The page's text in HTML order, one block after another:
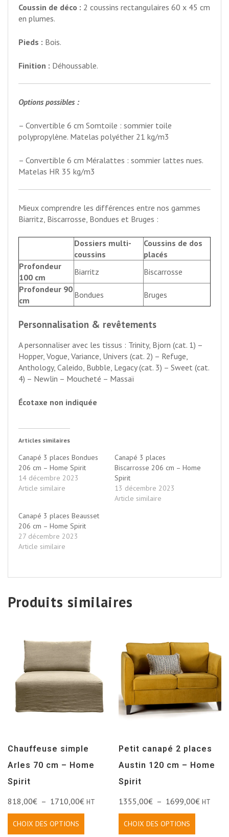
Coussin de déco : 2 coussins rectangulaires 60 x 45 cm
en plumes.
Pieds : Bois.
Finition : Déhoussable.
Options possibles :
– Convertible 6 cm Somtoile : sommier toile
polypropylène. Matelas polyéther 21 kg/m3
– Convertible 6 cm Méralattes : sommier lattes nues.
Matelas HR 35 kg/m3
Mieux comprendre les différences entre nos gammes
Biarritz, Biscarrosse, Bondues et Bruges :
Dossiers multi-
coussins
Coussins de dos
placés
Profondeur
100 cm
Biarritz
Biscarrosse
Profondeur 90
cm
Bondues Bruges
Personnalisation & revêtements
A personnaliser avec les tissus : Trinity, Bjorn (cat. 1) –
Hopper, Vogue, Variance, Univers (cat. 2) – Refuge,
Anthology, Caleido, Bubble, Legacy (cat. 3) – Sweet (cat.
4) – Newlin – Moucheté – Massaï
Écotaxe non indiquée
Articles similaires
Canapé 3 places Bondues
206 cm – Home Spirit
14 décembre 2023
Article similaire
Canapé 3 places
Biscarrosse 206 cm – Home
Spirit
13 décembre 2023
Article similaire
Canapé 3 places Beausset
206 cm – Home Spirit
27 décembre 2023
Article similaire
Produits similaires
Chauffeuse simple
Arles 70 cm – Home
Spirit
818,00€ – 1710,00€ HT
CHOIX DES OPTIONS
Petit canapé 2 places
Austin 120 cm – Home
Spirit
1355,00€ – 1699,00€ HT
CHOIX DES OPTIONS